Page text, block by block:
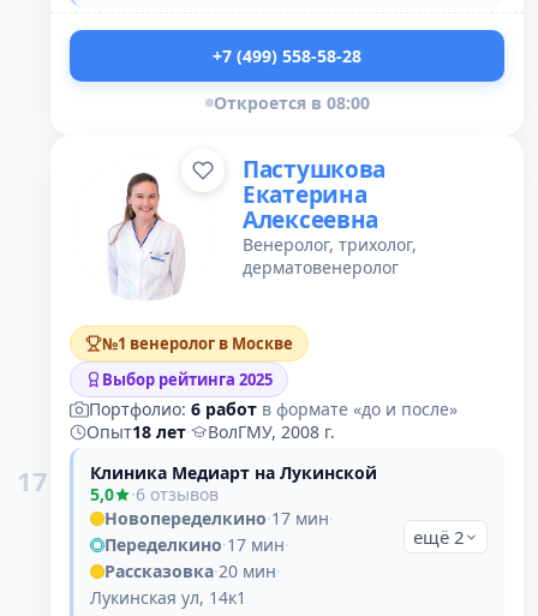
+7 (499) 558-58-28
Откроется в 08:00
17
Пастушкова
Екатерина
Алексеевна
Венеролог, трихолог,
дерматовенеролог
№1 венеролог в Москве
Выбор рейтинга 2025
Портфолио: 6 работ в формате «до и после»
Опыт18 лет·
ВолГМУ, 2008 г.
Клиника Медиарт на Лукинской
5,0
·6 отзывов
Новопеределкино·17 мин·
Переделкино·17 мин·
Рассказовка·20 мин·
Лукинская ул, 14к1
ещё 2